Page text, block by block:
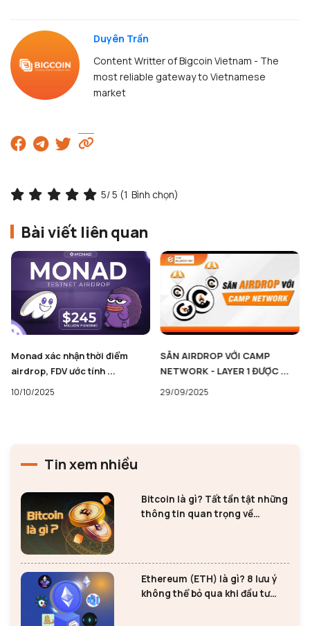
Duyên Trần
Content Writter of Bigcoin Vietnam - The
most reliable gateway to Vietnamese
market
5/ 5 (1 Bình chọn)
Bài viết liên quan
Monad xác nhận thời điểm
airdrop, FDV ước tính ...
10/10/2025
SĂN AIRDROP VỚI CAMP
NETWORK - LAYER 1 ĐƯỢC ...
29/09/2025
Tin xem nhiều
Bitcoin là gì? Tất tần tật những
thông tin quan trọng về
Ethereum (ETH) là gì? 8 lưu ý
không thể bỏ qua khi đầu tư